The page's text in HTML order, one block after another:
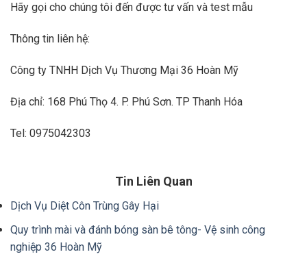
Hãy gọi cho chúng tôi đến được tư vấn và test mẫu
Thông tin liên hệ:
Công ty TNHH Dịch Vụ Thương Mại 36 Hoàn Mỹ
Địa chỉ: 168 Phú Thọ 4. P. Phú Sơn. TP Thanh Hóa
Tel: 0975042303
Tin Liên Quan
Dịch Vụ Diệt Côn Trùng Gây Hại
Quy trình mài và đánh bóng sàn bê tông- Vệ sinh công
nghiệp 36 Hoàn Mỹ